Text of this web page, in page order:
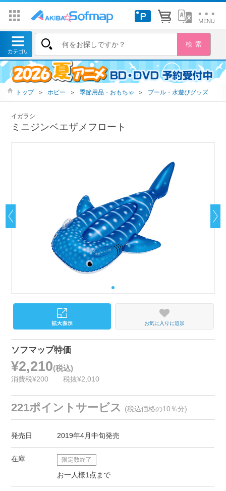
トップ ＞ ホビー ＞ 季節用品・おもちゃ ＞ プール・水遊びグッズ
イガラシ
ミニジンベエザメフロート
お気に入りに追加
ソフマップ特価
¥2,210(税込)
消費税¥200 税抜¥2,010
221ポイントサービス (税込価格の10％分)
発売日 2019年4月中旬発売
在庫 限定数終了
お一人様1点まで